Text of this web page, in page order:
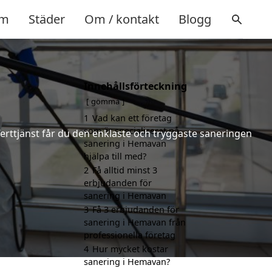
Städer Om / kontakt Blogg
får du den enklaste och tryggaste saneringen
Innehållsförteckning
gömma
1 Vad kan ett företag
som är specialiserat på
sanering i Hemavan
hjälpa till med?
2 Få alltid minst 3
erbjudanden för
sanering i Hemavan
3 Få 3 erbjudanden för
sanering i Hemavan från
professionella företag
4 Hur mycket kostar
sanering i Hemavan?